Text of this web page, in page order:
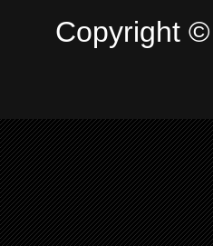
Copyright